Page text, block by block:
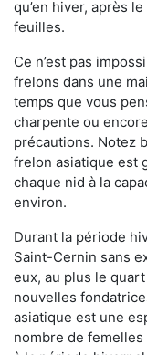
qu’en hiver, après
feuilles.
Ce n’est pas
frelons dans une
temps que vous
charpente ou
précautions. Notez
frelon asiatique est
chaque nid à la
environ.
Durant la période
Saint-Cernin sans
eux, au plus le
nouvelles
asiatique est une
nombre de